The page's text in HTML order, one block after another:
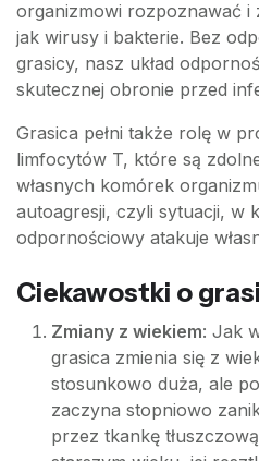
organizmowi rozpoznawać i
jak wirusy i bakterie. Bez
grasicy, nasz układ
skutecznej obronie przed
Grasica pełni także rolę w
limfocytów T, które są
własnych komórek
autoagresji, czyli sytuacji, w
odpornościowy atakuje
Ciekawostki o
Zmiany z wiekiem: Jak
grasica zmienia się z
stosunkowo duża, ale
zaczyna stopniowo
przez tkankę